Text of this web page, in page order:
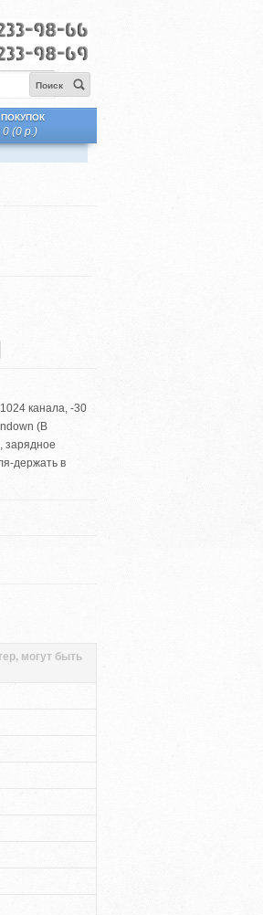
Поиск
0 (0 р.)
канала, -30
(В
зарядное
держать в
могут быть